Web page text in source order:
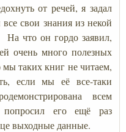
от речей, я задал
свои знания из некой
что он гордо заявил,
очень много полезных
мы таких книг не читаем,
если мы её все-таки
всем
его ещё раз
выходные данные.